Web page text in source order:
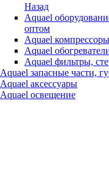
Назад
Aquael
оптом
Aquael
Aquael
Aquael фильтры,
Aquael запасные части,
Aquael аксессуары
Aquael освещение